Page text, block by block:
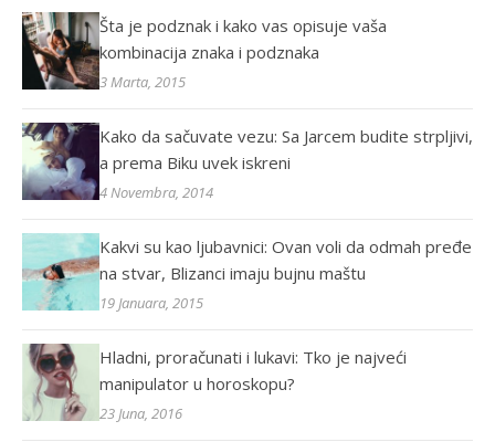
Šta je podznak i kako vas opisuje vaša
kombinacija znaka i podznaka
3 Marta, 2015
Kako da sačuvate vezu: Sa Jarcem budite strpljivi,
a prema Biku uvek iskreni
4 Novembra, 2014
Kakvi su kao ljubavnici: Ovan voli da odmah pređe
na stvar, Blizanci imaju bujnu maštu
19 Januara, 2015
Hladni, proračunati i lukavi: Tko je najveći
manipulator u horoskopu?
23 Juna, 2016